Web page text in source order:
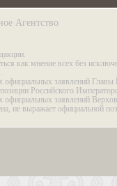
Агентство
как мнение всех без
заявлений Главы
Российского
официальных заявлений
не выражает официальной